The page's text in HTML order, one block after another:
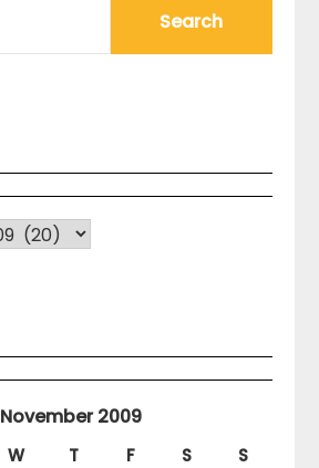
November 2009
W T F S
S